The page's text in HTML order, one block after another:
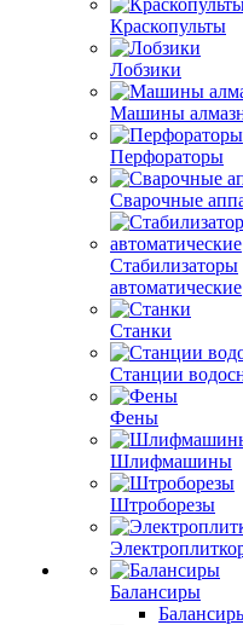
Краскопульты
Лобзики
Машины
Перфораторы
Сварочные
Стабилизаторы
автоматические
Станки
Станции
Фены
Шлифмашины
Штроборезы
Балансиры